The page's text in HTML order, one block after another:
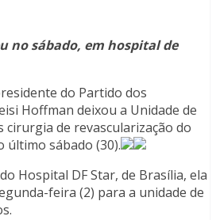
no sábado, em hospital de
do Partido dos
Hoffman deixou a Unidade de
de revascularização do
último sábado (30).
Hospital DF Star, de Brasília, ela
feira (2) para a unidade de